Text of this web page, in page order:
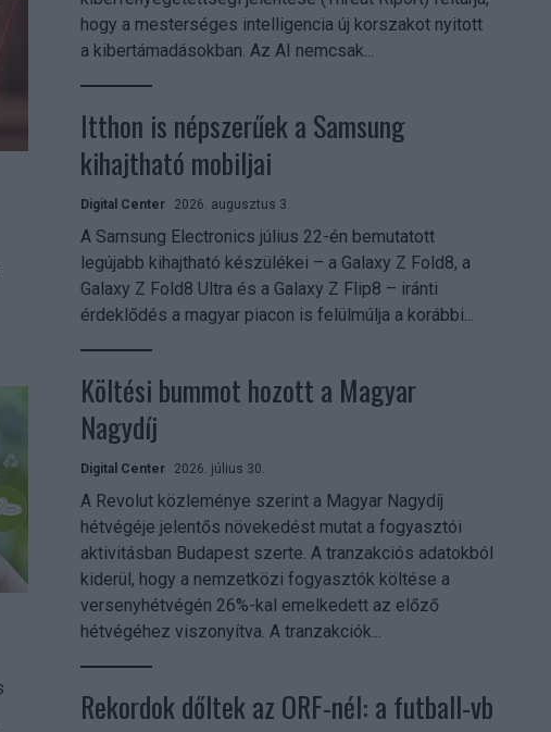
hogy a mesterséges intelligencia új korszakot nyitott
a kibertámadásokban. Az AI nemcsak...
Itthon is népszerűek a Samsung
kihajtható mobiljai
Digital Center 2026. augusztus 3.
A Samsung Electronics július 22-én bemutatott
legújabb kihajtható készülékei – a Galaxy Z Fold8, a
Galaxy Z Fold8 Ultra és a Galaxy Z Flip8 – iránti
érdeklődés a magyar piacon is felülmúlja a korábbi...
Költési bummot hozott a Magyar
Nagydíj
Digital Center 2026. július 30.
A Revolut közleménye szerint a Magyar Nagydíj
hétvégéje jelentős növekedést mutat a fogyasztói
aktivitásban Budapest szerte. A tranzakciós adatokból
kiderül, hogy a nemzetközi fogyasztók költése a
versenyhétvégén 26%-kal emelkedett az előző
hétvégéhez viszonyítva. A tranzakciók...
Rekordok dőltek az ORF-nél: a futball-vb